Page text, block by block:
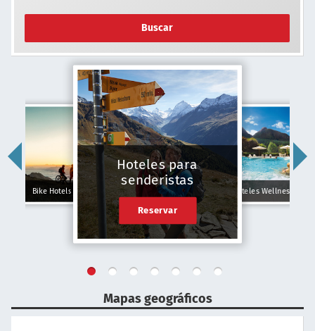
Buscar
Bike Hotels
Hoteles para
senderistas
Reservar
Hoteles Wellness
Mapas geográficos